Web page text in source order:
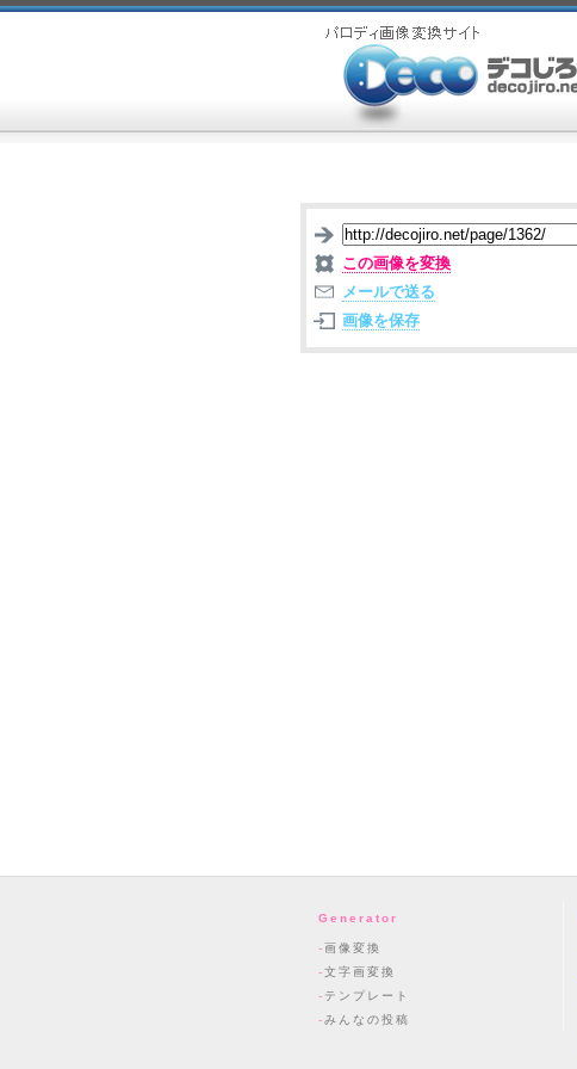
この画像を変換
メールで送る
画像を保存
Generator
画像変換
文字画変換
テンプレート
みんなの投稿